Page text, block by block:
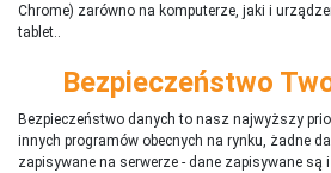
Chrome) zarówno na komputerze, jaki i
tablet..
Bezpieczeństwo
Bezpieczeństwo danych to nasz najwyższy
innych programów obecnych na rynku, żadne
zapisywane na serwerze - dane zapisywane są